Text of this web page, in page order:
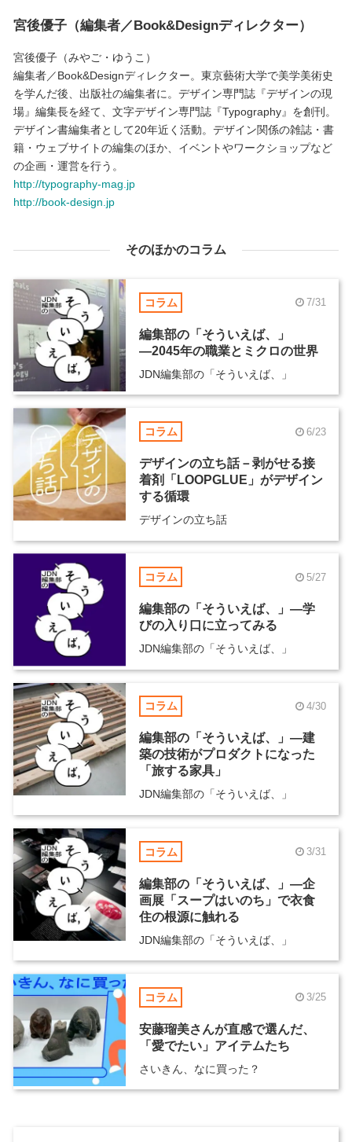
宮後優子（編集者／Book&Designディレクター）
宮後優子（みやご・ゆうこ）
編集者／Book&Designディレクター。東京藝術大学で美学美術史
を学んだ後、出版社の編集者に。デザイン専門誌『デザインの現
場』編集長を経て、文字デザイン専門誌『Typography』を創刊。
デザイン書編集者として20年近く活動。デザイン関係の雑誌・書
籍・ウェブサイトの編集のほか、イベントやワークショップなど
の企画・運営を行う。
http://typography-mag.jp
http://book-design.jp
そのほかのコラム
コラム 7/31
編集部の「そういえば、」
―2045年の職業とミクロの世界
JDN編集部の「そういえば、」
コラム 6/23
デザインの立ち話－剥がせる接
着剤「LOOPGLUE」がデザイン
する循環
デザインの立ち話
コラム 5/27
編集部の「そういえば、」―学
びの入り口に立ってみる
JDN編集部の「そういえば、」
コラム 4/30
編集部の「そういえば、」―建
築の技術がプロダクトになった
「旅する家具」
JDN編集部の「そういえば、」
コラム 3/31
編集部の「そういえば、」―企
画展「スープはいのち」で衣食
住の根源に触れる
JDN編集部の「そういえば、」
コラム 3/25
安藤瑠美さんが直感で選んだ、
「愛でたい」アイテムたち
さいきん、なに買った？